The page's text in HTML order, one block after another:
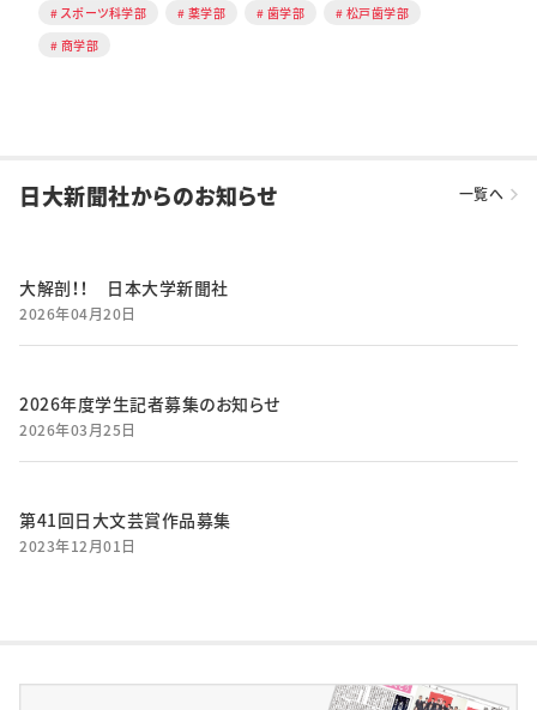
スポーツ科学部
薬学部 歯学部
松戸歯学部
商学部
日大新聞社からのお知らせ 一覧へ
大解剖！！ 日本大学新聞社
2026年04月20日
2026年度学生記者募集のお知らせ
2026年03月25日
第41回日大文芸賞作品募集
2023年12月01日